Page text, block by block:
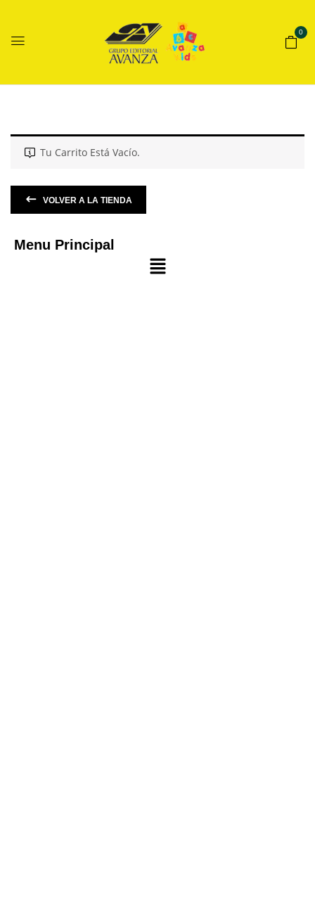
0
Tu Carrito Está Vacío.
VOLVER A LA TIENDA
Menu Principal